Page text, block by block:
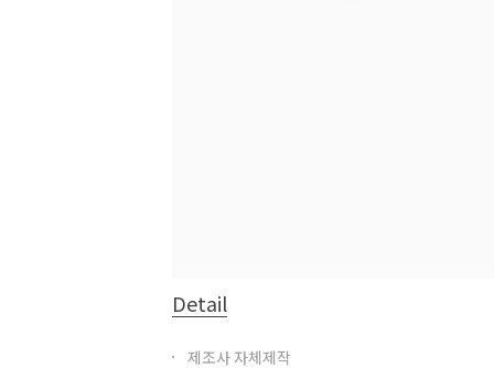
Detail
제조사 자체제작